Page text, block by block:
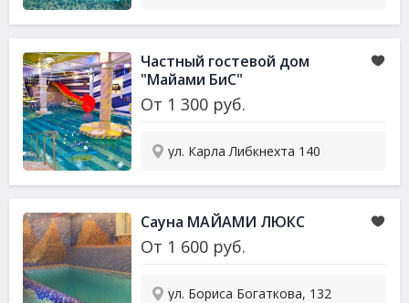
Частный гостевой дом
"Майами БиС"
От 1 300 руб.
ул. Карла Либкнехта 140
Сауна МАЙАМИ ЛЮКС
От 1 600 руб.
ул. Бориса Богаткова, 132